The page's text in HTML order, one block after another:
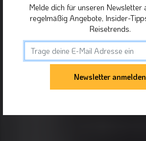
Melde dich für unseren Newsletter
regelmäßig Angebote, Insider-
Reisetrends.